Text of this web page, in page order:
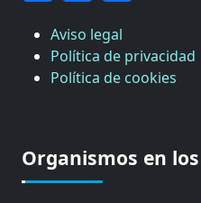
Aviso legal
Política de privacidad
Política de cookies
Organismos en
COMISIÓN ASESORA DE
AYUNTAMIENTO DE